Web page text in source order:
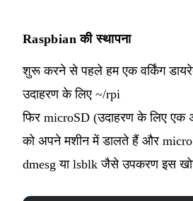
Raspbian की स्थापना
शुरू करने से पहले हम एक वर्किंग
उदाहरण के लिए ~/rpi
फिर microSD (उदाहरण के लिए
को अपने मशीन में डालते हैं और
dmesg या lsblk जैसे उपकरण इस